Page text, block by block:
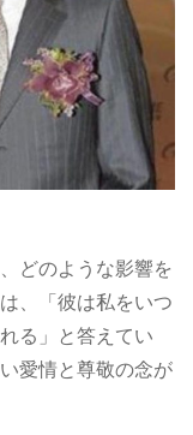
どのような影響を
、「彼は私をいつ
る」と答えてい
愛情と尊敬の念が